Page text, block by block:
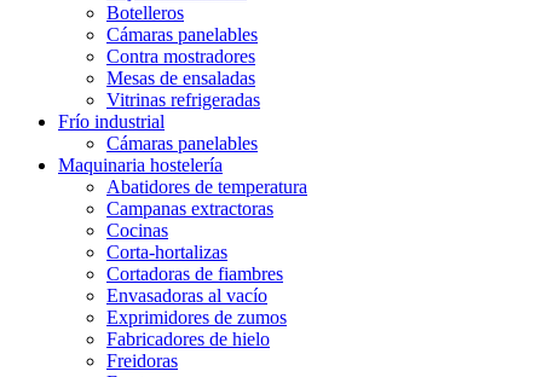
Botelleros
Cámaras panelables
Contra mostradores
Mesas de ensaladas
Vitrinas refrigeradas
Frío industrial
Cámaras panelables
Maquinaria hostelería
Abatidores de temperatura
Campanas extractoras
Cocinas
Corta-hortalizas
Cortadoras de fiambres
Envasadoras al vacío
Exprimidores de zumos
Fabricadores de hielo
Freidoras